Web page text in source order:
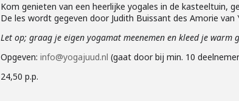
Kom genieten van een heerlijke yogales in de kasteeltuin,
De les wordt gegeven door Judith Buissant des Amorie van
Let op; graag je eigen yogamat meenemen en kleed je warm
Opgeven: info@yogajuud.nl (gaat door bij min. 10
24,50 p.p.